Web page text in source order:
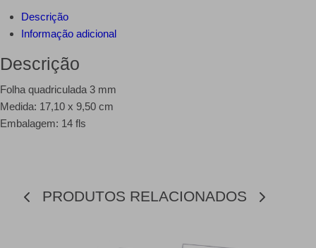
Descrição
Informação adicional
Descrição
Folha quadriculada 3 mm
Medida: 17,10 x 9,50 cm
Embalagem: 14 fls
PRODUTOS RELACIONADOS